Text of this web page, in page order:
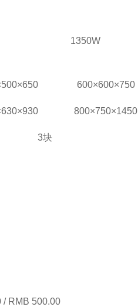
1350W
600×600×750
800×750×1450
3块
/ RMB 500.00